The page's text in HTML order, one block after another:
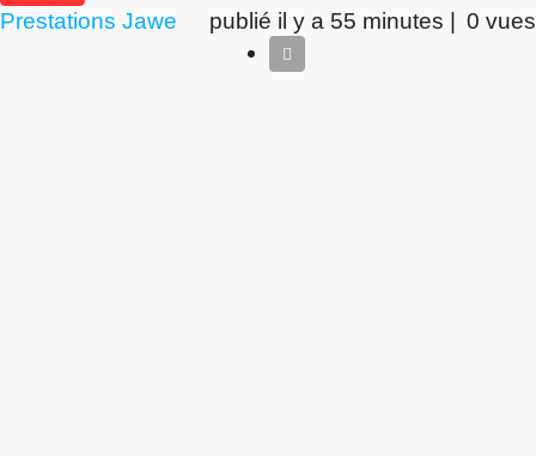
Prestations Jawe publié il y a 55 minutes | 0 vues